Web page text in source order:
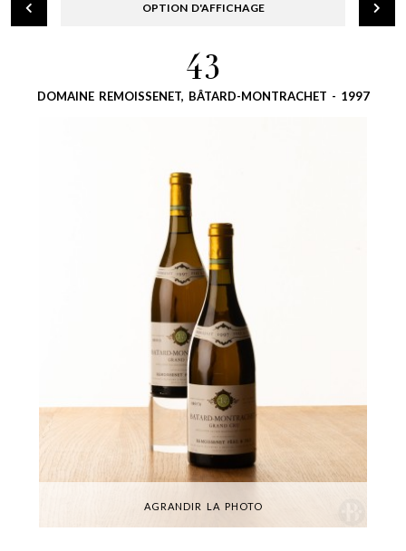
OPTION D'AFFICHAGE
43
DOMAINE REMOISSENET, BÂTARD-MONTRACHET - 1997
AGRANDIR LA PHOTO